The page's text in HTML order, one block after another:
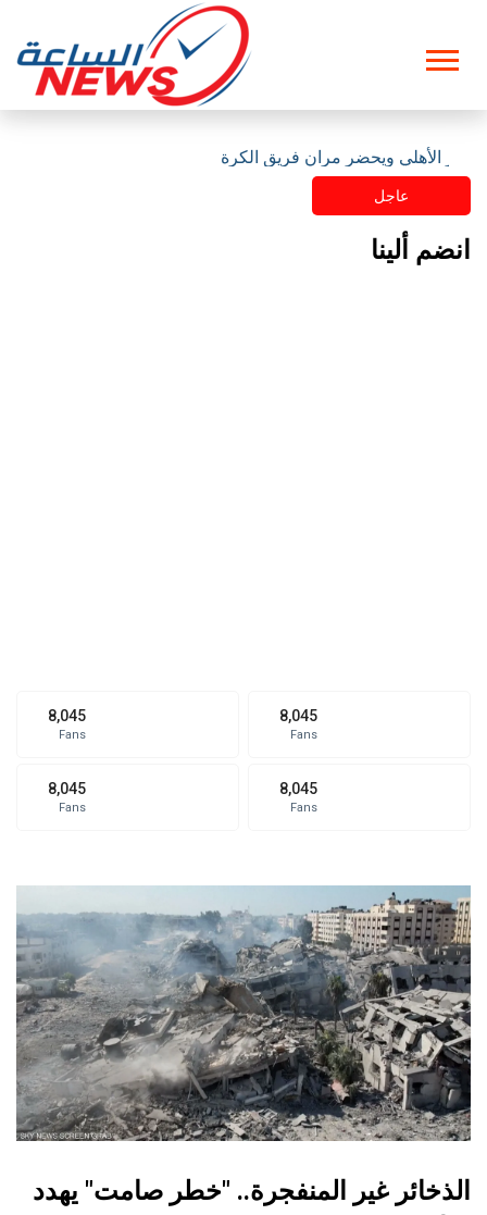
الأهلي ويحضر مران فريق الكرة
عاجل
انضم ألينا
8,045
Fans
8,045
Fans
8,045
Fans
8,045
Fans
الذخائر غير المنفجرة.. "خطر صامت" يهدد